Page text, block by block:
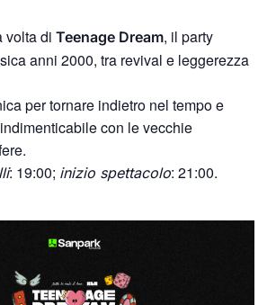
volta di Teenage Dream, il party
anni 2000, tra revival e leggerezza
per tornare indietro nel tempo e
con le vecchie
: 19:00; inizio spettacolo: 21:00.